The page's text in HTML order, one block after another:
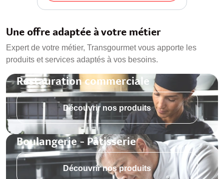
Une offre adaptée à votre métier
Expert de votre métier, Transgourmet vous apporte les
produits et services adaptés à vos besoins.
Restauration commerciale
Découvrir nos produits
Boulangerie - Pâtisserie
Découvrir nos produits